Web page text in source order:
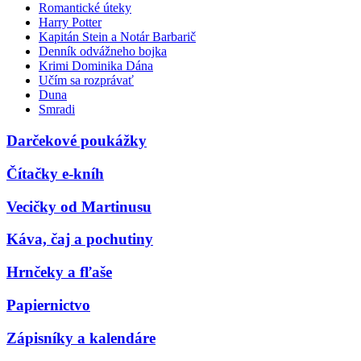
Romantické úteky
Harry Potter
Kapitán Stein a Notár Barbarič
Denník odvážneho bojka
Krimi Dominika Dána
Učím sa rozprávať
Duna
Smradi
Darčekové poukážky
Čítačky e-kníh
Vecičky od Martinusu
Káva, čaj a pochutiny
Hrnčeky a fľaše
Papiernictvo
Zápisníky a kalendáre